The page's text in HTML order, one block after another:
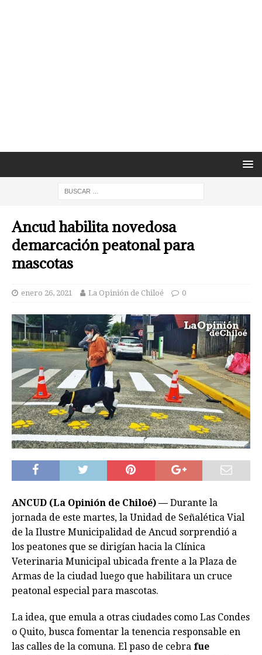
Ancud habilita novedosa
demarcación peatonal para
mascotas
enero 26, 2021 La Opinión de Chiloé 0
ANCUD (La Opinión de Chiloé) — Durante la
jornada de este martes, la Unidad de Señalética Vial
de la Ilustre Municipalidad de Ancud sorprendió a
los peatones que se dirigían hacia la Clínica
Veterinaria Municipal ubicada frente a la Plaza de
Armas de la ciudad luego que habilitara un cruce
peatonal especial para mascotas.
La idea, que emula a otras ciudades como Las Condes
o Quito, busca fomentar la tenencia responsable en
las calles de la comuna. El paso de cebra fue